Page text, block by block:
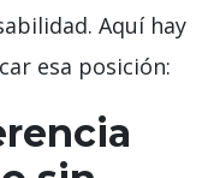
Aquí hay
esa posición: